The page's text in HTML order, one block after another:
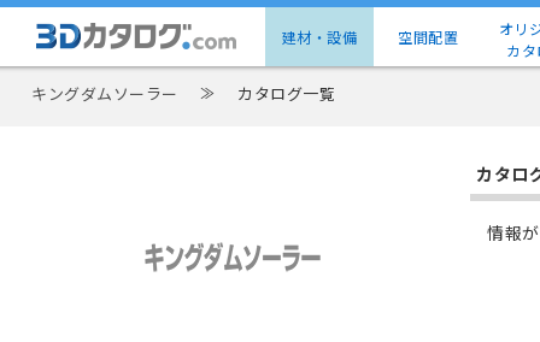
建材・設備 空間配置
オリ
カタ
キングダムソーラー ≫ カタログ一覧
カタロ
情報